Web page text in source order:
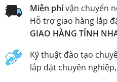
Miễn phívận chuyển
Hỗ trợ giao hàng lắp
GIAO HÀNG TỈNH
Kỹ thuật đào tạo
lắp đặt chuyên